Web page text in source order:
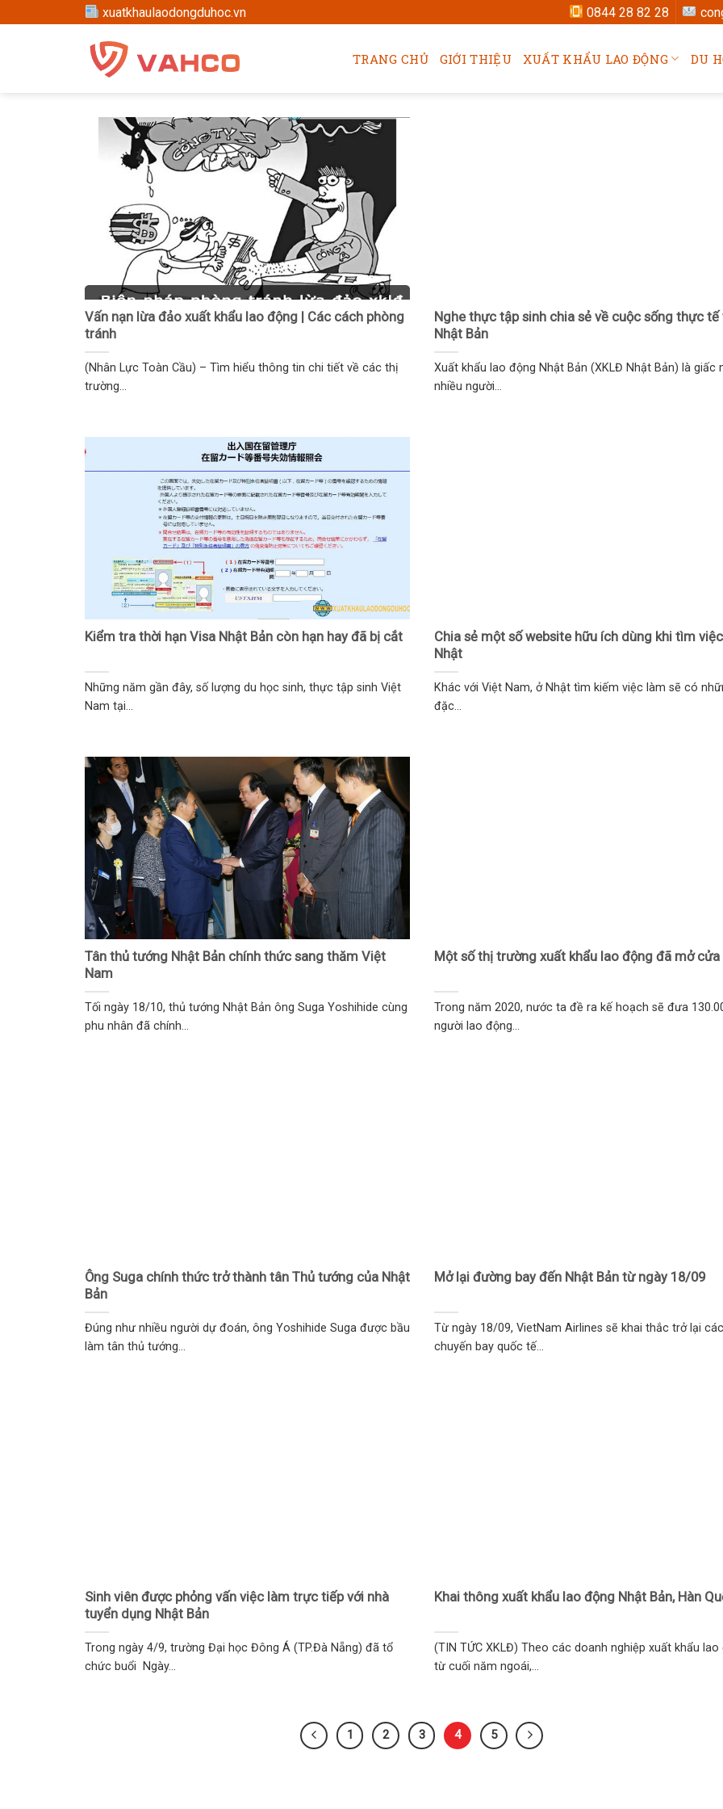
xuatkhaulaodongduhoc.vn 0844 28 82 28
TRANG CHỦ GIỚI THIỆU XUẤT KHẨU LAO ĐỘNG DU
Vấn nạn lừa đảo xuất khẩu lao động | Các cách phòng
tránh
(Nhân Lực Toàn Cầu) – Tìm hiểu thông tin chi tiết về các thị
trường...
Nghe thực tập sinh chia sẻ về cuộc sống thực tế
Nhật Bản
Xuất khẩu lao động Nhật Bản (XKLĐ Nhật Bản) là giấc
nhiều người...
Kiểm tra thời hạn Visa Nhật Bản còn hạn hay đã bị cắt
Những năm gần đây, số lượng du học sinh, thực tập sinh Việt
Nam tại...
Chia sẻ một số website hữu ích dùng khi tìm
Nhật
Khác với Việt Nam, ở Nhật tìm kiếm việc làm sẽ có
đặc...
Tân thủ tướng Nhật Bản chính thức sang thăm Việt
Nam
Tối ngày 18/10, thủ tướng Nhật Bản ông Suga Yoshihide cùng
phu nhân đã chính...
Một số thị trường xuất khẩu lao động đã mở
Trong năm 2020, nước ta đề ra kế hoạch sẽ đưa
người lao động...
Ông Suga chính thức trở thành tân Thủ tướng của Nhật
Bản
Đúng như nhiều người dự đoán, ông Yoshihide Suga được bầu
làm tân thủ tướng...
Mở lại đường bay đến Nhật Bản từ ngày 18/09
Từ ngày 18/09, VietNam Airlines sẽ khai thắc trở lại các
chuyến bay quốc tế...
Sinh viên được phỏng vấn việc làm trực tiếp với nhà
tuyển dụng Nhật Bản
Trong ngày 4/9, trường Đại học Đông Á (TP.Đà Nẵng) đã tổ
chức buổi Ngày...
Khai thông xuất khẩu lao động Nhật Bản, Hàn
(TIN TỨC XKLĐ) Theo các doanh nghiệp xuất khẩu lao
từ cuối năm ngoái,...
1 2 3 4 5